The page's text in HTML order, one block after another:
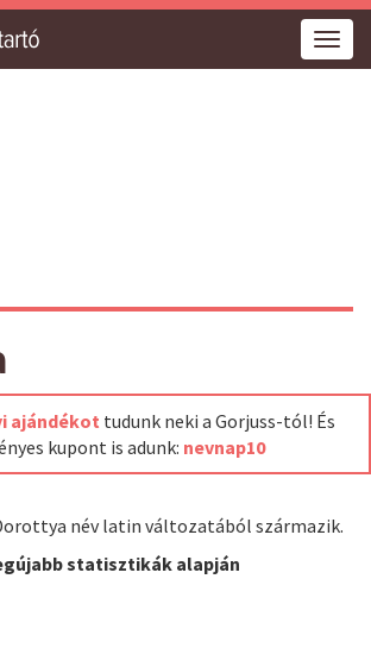
ajándékot tudunk neki a Gorjuss-tól! És
kupont is adunk: nevnap10
név latin változatából származik.
statisztikák alapján